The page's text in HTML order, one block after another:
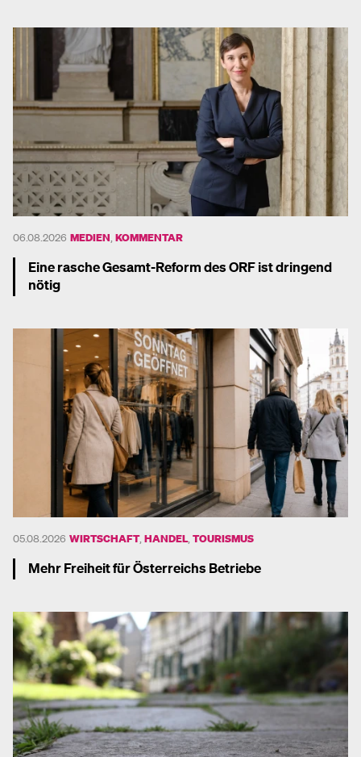
06.08.2026 MEDIEN KOMMENTAR
Eine rasche Gesamt-Reform des ORF ist dringend
nötig
05.08.2026 WIRTSCHAFT, HANDEL, TOURISMUS
Mehr Freiheit für Österreichs Betriebe